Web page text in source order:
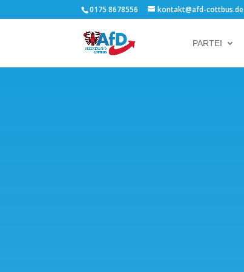
0175 8678556 kontakt@afd-cottbus.de
PARTEI